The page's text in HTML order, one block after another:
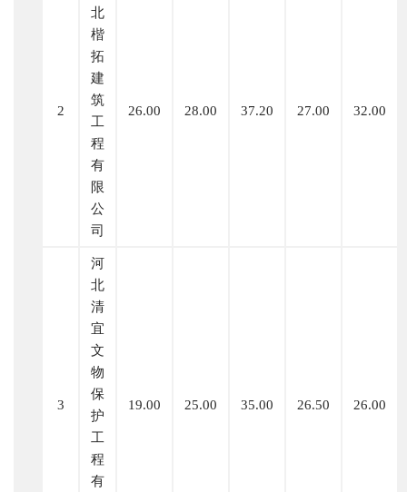
2
北
楷
拓
建
筑
工
程
有
限
公
司
26.00 28.00 37.20 27.00 32.00
3
河
北
清
宜
文
物
保
护
工
程
有
19.00 25.00 35.00 26.50 26.00